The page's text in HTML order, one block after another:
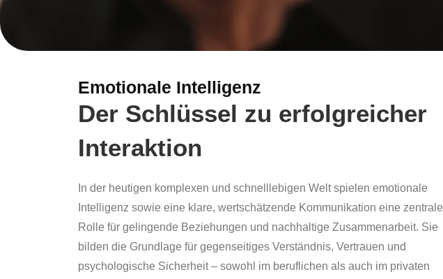
Emotionale Intelligenz
Der Schlüssel zu erfolgreicher
Interaktion
In der heutigen komplexen und schnelllebigen Welt spielen emotionale
Intelligenz sowie eine klare, wertschätzende Kommunikation eine zentrale
Rolle für gelingende Beziehungen und nachhaltige Zusammenarbeit. Sie
bilden die Grundlage für gegenseitiges Verständnis, Vertrauen und
psychologische Sicherheit – sowohl im beruflichen als auch im privaten